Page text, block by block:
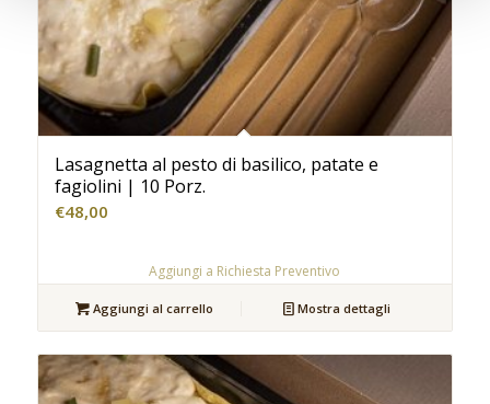
Lasagnetta al pesto di basilico, patate e
fagiolini | 10 Porz.
€48,00
Aggiungi a Richiesta Preventivo
Aggiungi al carrello Mostra dettagli